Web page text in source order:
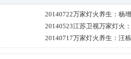
20140722万家灯火养生：杨增
20140523江苏卫视万家灯火：
20140717万家灯火养生：汪栋